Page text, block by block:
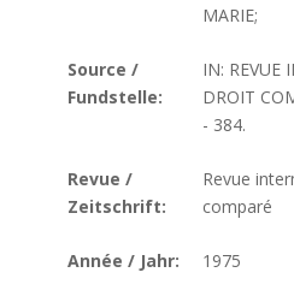
MARIE;
Source /
Fundstelle:
IN: REVUE
DROIT
- 384.
Revue /
Zeitschrift:
Revue
comparé
Année / Jahr: 1975